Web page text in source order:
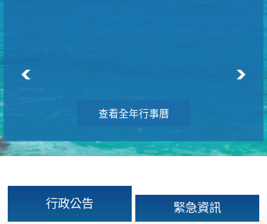
查看全年行事曆
行政公告 緊急資訊